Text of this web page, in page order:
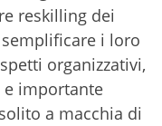
reskilling dei
i loro
organizzativi,
e importante
a macchia di